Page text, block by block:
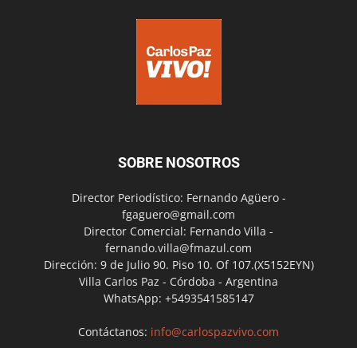
SOBRE NOSOTROS
Director Periodístico: Fernando Agüero -
fgaguero@gmail.com
Director Comercial: Fernando Villa -
fernando.villa@fmazul.com
Dirección: 9 de Julio 90. Piso 10. Of 107.(X5152EYN)
Villa Carlos Paz - Córdoba - Argentina
WhatsApp: +5493541585147
Contáctanos: info@carlospazvivo.com